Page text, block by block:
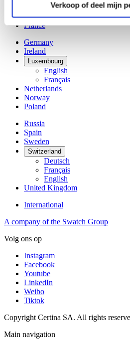
Verkoop of deel mijn
Denmark
Finland
France
Germany
Ireland
Luxembourg
English
Français
Netherlands
Norway
Poland
Russia
Spain
Sweden
Switzerland
Deutsch
Français
English
United Kingdom
International
A company of the Swatch Group
Volg ons op
Instagram
Facebook
Youtube
LinkedIn
Weibo
Tiktok
Copyright Certina SA. All rights
Main navigation